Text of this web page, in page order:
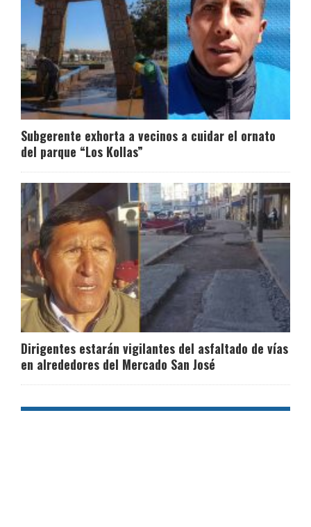
Subgerente exhorta a vecinos a cuidar el ornato
del parque “Los Kollas”
Dirigentes estarán vigilantes del asfaltado de vías
en alrededores del Mercado San José